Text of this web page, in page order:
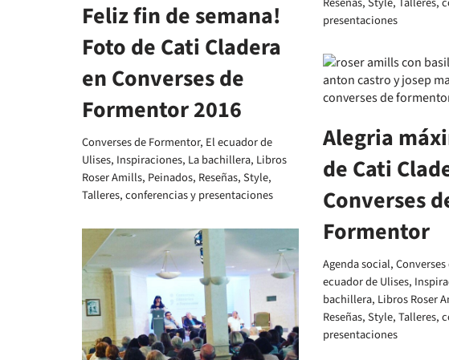
presentaciones
Feliz fin de semana!
Foto de Cati Cladera
en Converses de
Formentor 2016
Converses de Formentor, El ecuador de
Ulises, Inspiraciones, La bachillera, Libros
Roser Amills, Peinados, Reseñas,Style,
Talleres, conferencias y presentaciones
Alegria
de Cati
Converses
Formentor
Agenda social,
ecuador de Ulises,
bachillera, Libros Roser
Reseñas,Style,Talleres,
presentaciones